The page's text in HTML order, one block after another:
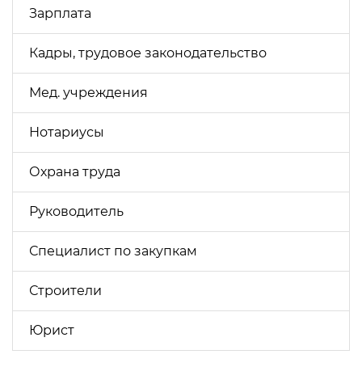
Зарплата
Кадры, трудовое законодательство
Мед. учреждения
Нотариусы
Охрана труда
Руководитель
Специалист по закупкам
Строители
Юрист